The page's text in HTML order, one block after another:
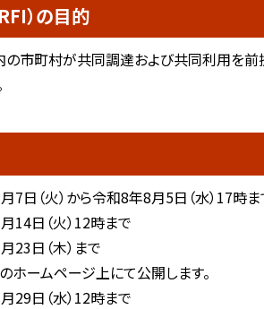
）の目的
市町村が共同調達および共同利用を前
日（火）から令和8年8月5日（水）17時
14日（火）12時まで
23日（木）まで
ムページ上にて公開します。
29日（水）12時まで